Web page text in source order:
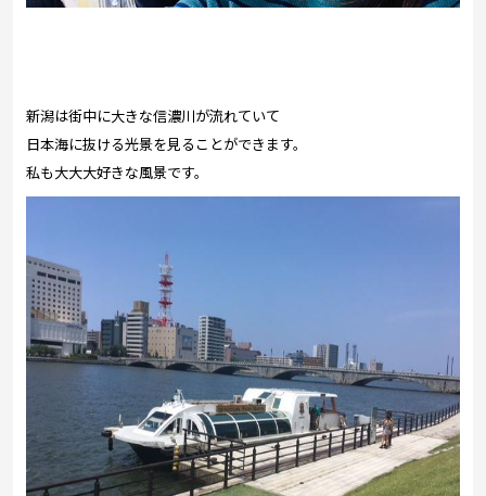
新潟は街中に大きな信濃川が流れていて
日本海に抜ける光景を見ることができます。
私も大大大好きな風景です。